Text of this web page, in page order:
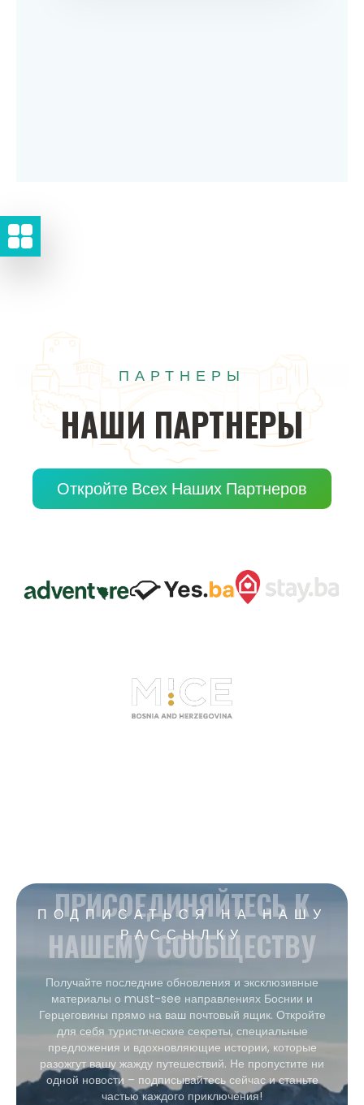
ПАРТНЕРЫ
НАШИ ПАРТНЕРЫ
Откройте Всех Наших Партнеров
ПОДПИСАТЬСЯ НА НАШУ
РАССЫЛКУ
ПРИСОЕДИНЯЙТЕСЬ К
НАШЕМУ СООБЩЕСТВУ
Получайте последние обновления и эксклюзивные
материалы о must-see направлениях Боснии и
Герцеговины прямо на ваш почтовый ящик. Откройте
для себя туристические секреты, специальные
предложения и вдохновляющие истории, которые
разожгут вашу жажду путешествий. Не пропустите ни
одной новости – подписывайтесь сейчас и станьте
частью каждого приключения!